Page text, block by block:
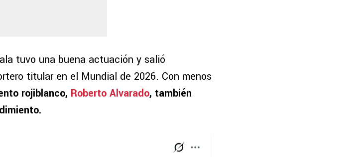
tuvo una buena actuación y salió
titular en el Mundial de 2026. Con menos
rojiblanco, Roberto Alvarado, también